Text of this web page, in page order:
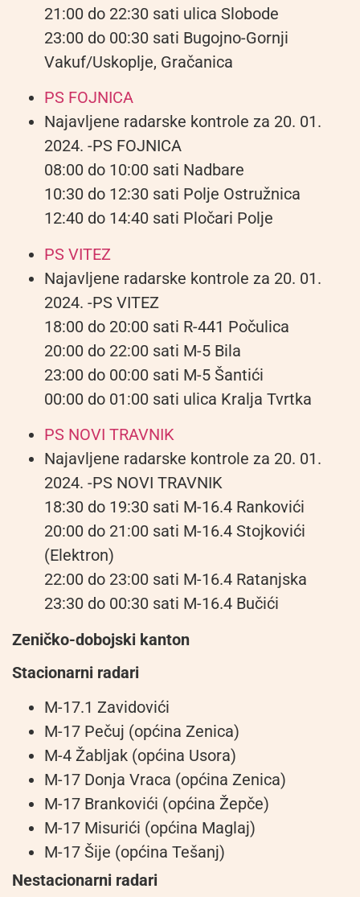
21:00 do 22:30 sati ulica Slobode
23:00 do 00:30 sati Bugojno-Gornji
Vakuf/Uskoplje, Gračanica
PS FOJNICA
Najavljene radarske kontrole za 20. 01.
2024. -PS FOJNICA
08:00 do 10:00 sati Nadbare
10:30 do 12:30 sati Polje Ostružnica
12:40 do 14:40 sati Pločari Polje
PS VITEZ
Najavljene radarske kontrole za 20. 01.
2024. -PS VITEZ
18:00 do 20:00 sati R-441 Počulica
20:00 do 22:00 sati M-5 Bila
23:00 do 00:00 sati M-5 Šantići
00:00 do 01:00 sati ulica Kralja Tvrtka
PS NOVI TRAVNIK
Najavljene radarske kontrole za 20. 01.
2024. -PS NOVI TRAVNIK
18:30 do 19:30 sati M-16.4 Rankovići
20:00 do 21:00 sati M-16.4 Stojkovići
(Elektron)
22:00 do 23:00 sati M-16.4 Ratanjska
23:30 do 00:30 sati M-16.4 Bučići
Zeničko-dobojski kanton
Stacionarni radari
M-17.1 Zavidovići
M-17 Pečuj (općina Zenica)
M-4 Žabljak (općina Usora)
M-17 Donja Vraca (općina Zenica)
M-17 Brankovići (općina Žepče)
M-17 Misurići (općina Maglaj)
M-17 Šije (općina Tešanj)
Nestacionarni radari